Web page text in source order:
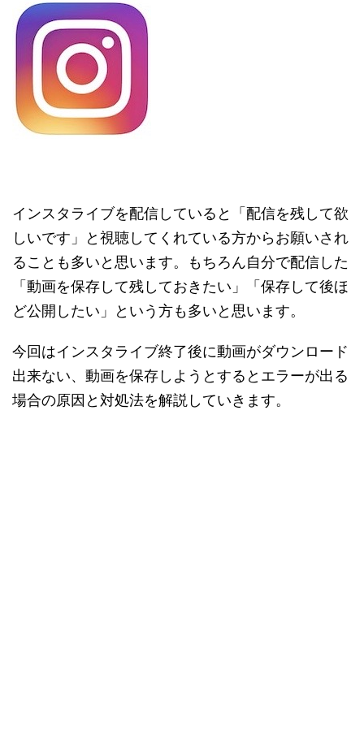
インスタライブを配信していると「配信を残して欲
しいです」と視聴してくれている方からお願いされ
ることも多いと思います。もちろん自分で配信した
「動画を保存して残しておきたい」「保存して後ほ
ど公開したい」という方も多いと思います。
今回はインスタライブ終了後に動画がダウンロード
出来ない、動画を保存しようとするとエラーが出る
場合の原因と対処法を解説していきます。